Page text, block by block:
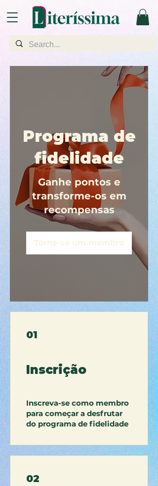
Programa de
fidelidade
Ganhe pontos e
transforme-os em
recompensas
Torne-se um membro
01
Inscrição
Inscreva-se como membro
para começar a desfrutar
do programa de fidelidade
02